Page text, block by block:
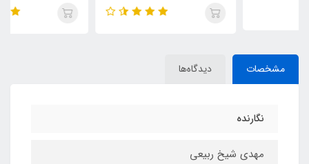
نسخ، ثلث)
مشخصات دیدگاه‌ها
نگارنده
مهدی شیخ ربیعی